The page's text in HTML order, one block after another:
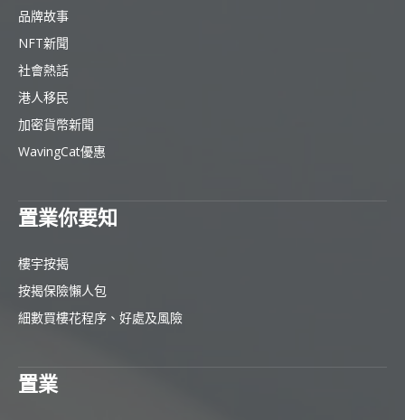
品牌故事
NFT新聞
社會熱話
港人移民
加密貨幣新聞
WavingCat優惠
置業你要知
樓宇按揭
按揭保險懶人包
細數買樓花程序、好處及風險
置業